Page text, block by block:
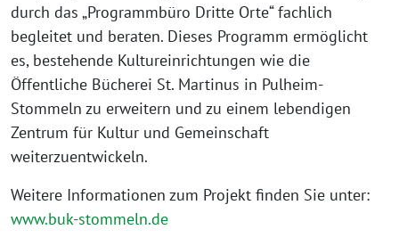
durch das „Programmbüro Dritte Orte“ fachlich
begleitet und beraten. Dieses Programm ermöglicht
es, bestehende Kultureinrichtungen wie die
Öffentliche Bücherei St. Martinus in Pulheim-
Stommeln zu erweitern und zu einem lebendigen
Zentrum für Kultur und Gemeinschaft
weiterzuentwickeln.
Weitere Informationen zum Projekt finden Sie unter:
www.buk-stommeln.de